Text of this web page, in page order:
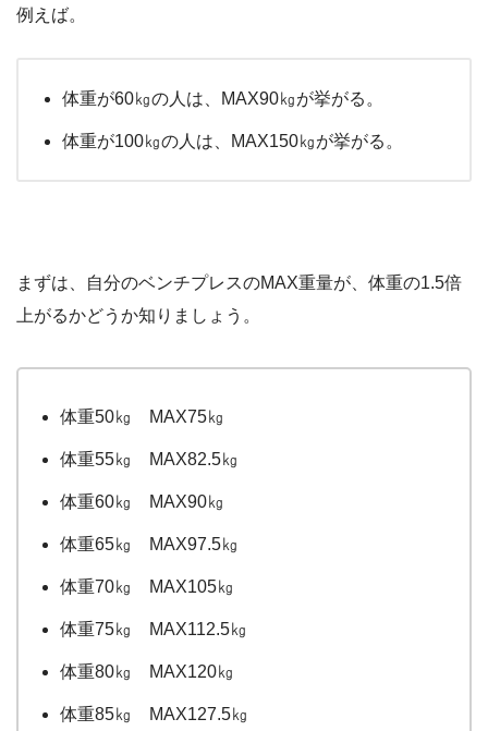
例えば。
体重が60㎏の人は、MAX90㎏が挙がる。
体重が100㎏の人は、MAX150㎏が挙がる。
まずは、自分のベンチプレスのMAX重量が、体重の1.5倍
上がるかどうか知りましょう。
体重50㎏ MAX75㎏
体重55㎏ MAX82.5㎏
体重60㎏ MAX90㎏
体重65㎏ MAX97.5㎏
体重70㎏ MAX105㎏
体重75㎏ MAX112.5㎏
体重80㎏ MAX120㎏
体重85㎏ MAX127.5㎏